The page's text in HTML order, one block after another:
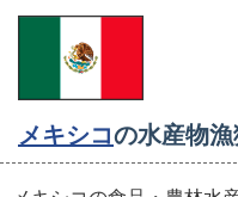
メキシコの水産物